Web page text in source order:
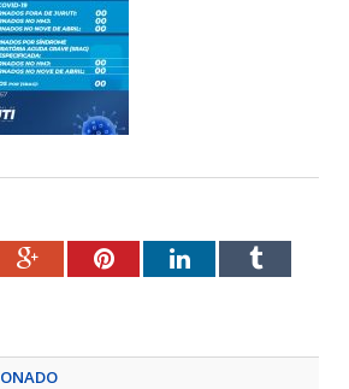
Google+PinterestLinkedInTumblr